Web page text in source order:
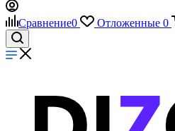
Сравнение0 Отложенные 0